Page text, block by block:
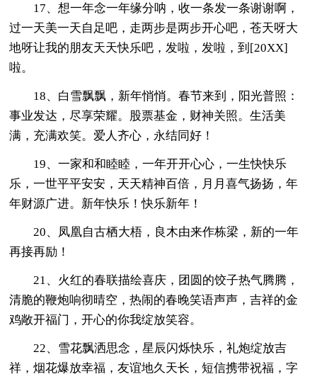
17、想一年念一年缘分呐，收一条发一条谢谢啊，
过一天美一天自足吧，走两步是两步开心吧，苍天呀大
地呀让我的朋友天天快乐吧，发啦，发啦，到[20XX]
啦。
18、白雪飘飘，新年悄悄。春节来到，阳光普照：
事业发达，尽享荣耀。股票基金，财神关照。生活美
满，充满欢笑。爱人齐心，永结同好！
19、一家和和睦睦，一年开开心心，一生快快乐
乐，一世平平安安，天天精神百倍，月月喜气扬扬，年
年财源广进。新年快乐！快乐新年！
20、凤凰自古栖大梧，良木由来作栋梁，新的一年
再接再励！
21、火红的春联描绘喜庆，团圆的饺子热气腾腾，
清脆的鞭炮响彻晴空，热闹的春晚笑语声声，吉祥的金
鸡敞开福门，开心的你我绽放笑容。
22、雪花飘洒思念，星辰闪烁快乐，礼炮绽放吉
祥，烟花爆放幸福，友谊地久天长，短信携带祝福，字